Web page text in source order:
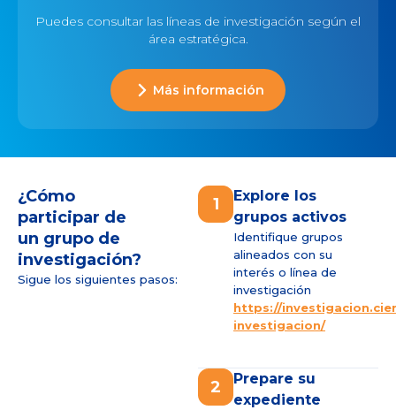
Puedes consultar las líneas de investigación según el
área estratégica.
Más información
¿Cómo
participar de
un grupo de
investigación?
Sigue los siguientes pasos:
1
Explore los
grupos activos
Identifique grupos
alineados con su
interés o línea de
investigación
https://
investigacion/
2
Prepare su
expediente